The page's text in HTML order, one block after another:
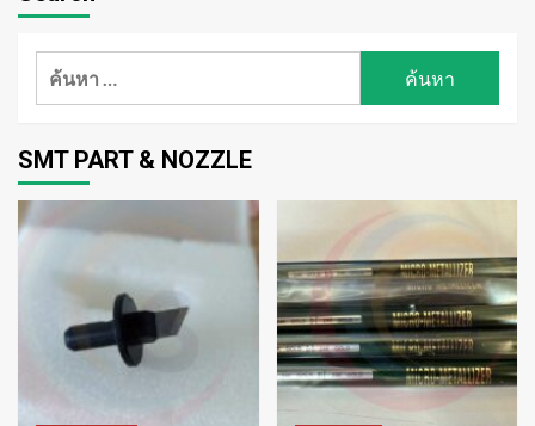
ค้นหา
SMT PART & NOZZLE